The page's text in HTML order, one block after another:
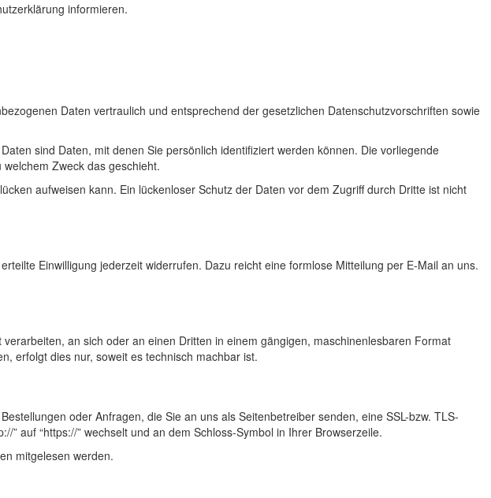
informieren.
Daten vertraulich und entsprechend der gesetzlichen Datenschutzvorschriften sowie
sind Daten, mit denen Sie persönlich identifiziert werden können. Die vorliegende
Zweck das geschieht.
aufweisen kann. Ein lückenloser Schutz der Daten vor dem Zugriff durch Dritte ist nicht
Einwilligung jederzeit widerrufen. Dazu reicht eine formlose Mitteilung per E-Mail an uns.
an sich oder an einen Dritten in einem gängigen, maschinenlesbaren Format
erfolgt dies nur, soweit es technisch machbar ist.
oder Anfragen, die Sie an uns als Seitenbetreiber senden, eine SSL-bzw. TLS-
auf “https://” wechselt und an dem Schloss-Symbol in Ihrer Browserzeile.
mitgelesen werden.